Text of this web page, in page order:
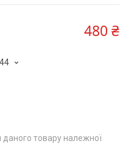
480 ₴
товару належної